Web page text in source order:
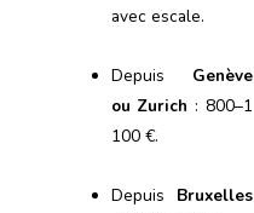
avec escale.
Depuis Genève
ou Zurich : 800–1
100 €.
Depuis Bruxelles